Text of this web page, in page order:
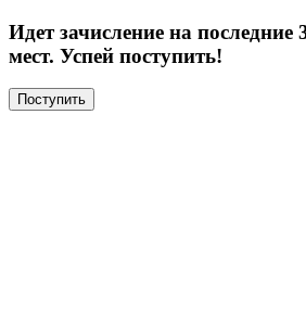
Идет зачисление на
мест. Успей поступить!
Поступить